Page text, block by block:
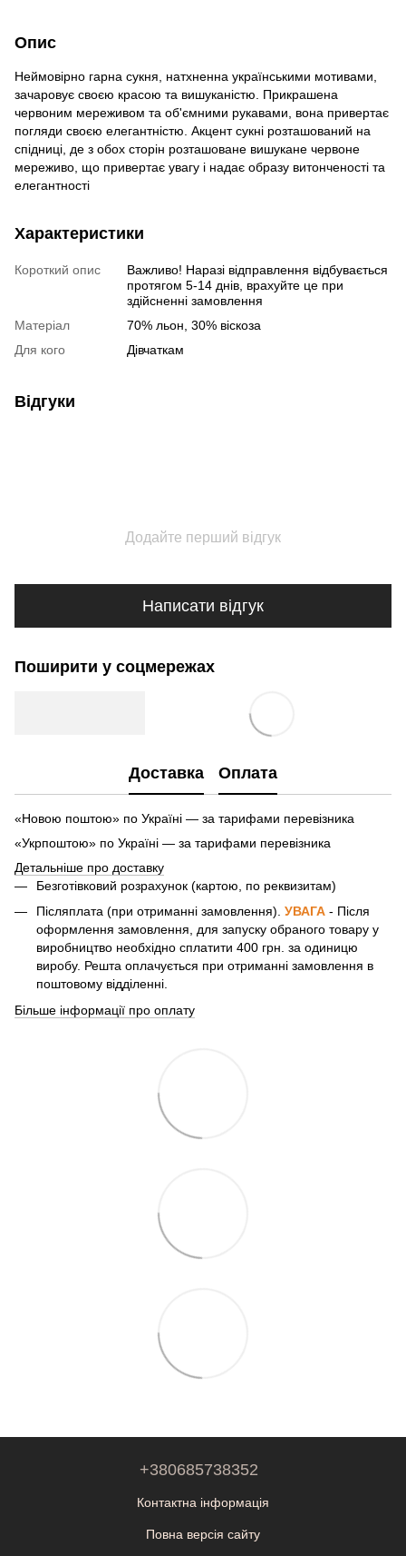
Опис
Неймовірно гарна сукня, натхненна українськими мотивами,
зачаровує своєю красою та вишуканістю. Прикрашена
червоним мереживом та об'ємними рукавами, вона привертає
погляди своєю елегантністю. Акцент сукні розташований на
спідниці, де з обох сторін розташоване вишукане червоне
мереживо, що привертає увагу і надає образу витонченості та
елегантності
Характеристики
Короткий опис
Важливо! Наразі відправлення відбувається
протягом 5-14 днів, врахуйте це при
здійсненні замовлення
Матеріал
70% льон, 30% віскоза
Для кого
Дівчаткам
Відгуки
Додайте перший відгук
Написати відгук
Поширити у соцмережах
Доставка Оплата
«Новою поштою» по Україні — за тарифами перевізника
«Укрпоштою» по Україні — за тарифами перевізника
Детальніше про доставку
Безготівковий розрахунок (картою, по реквизитам)
Післяплата (при отриманні замовлення). УВАГА - Після
оформлення замовлення, для запуску обраного товару у
виробництво необхідно сплатити 400 грн. за одиницю
виробу. Решта оплачується при отриманні замовлення в
поштовому відділенні.
Більше інформації про оплату
+380685738352
Контактна інформація
Повна версія сайту